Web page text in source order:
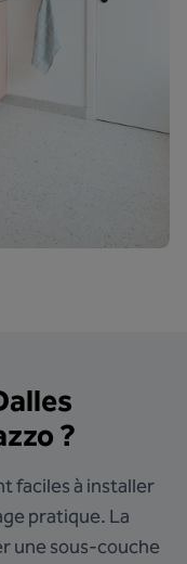
?
faciles à installer
pratique. La
une sous-couche